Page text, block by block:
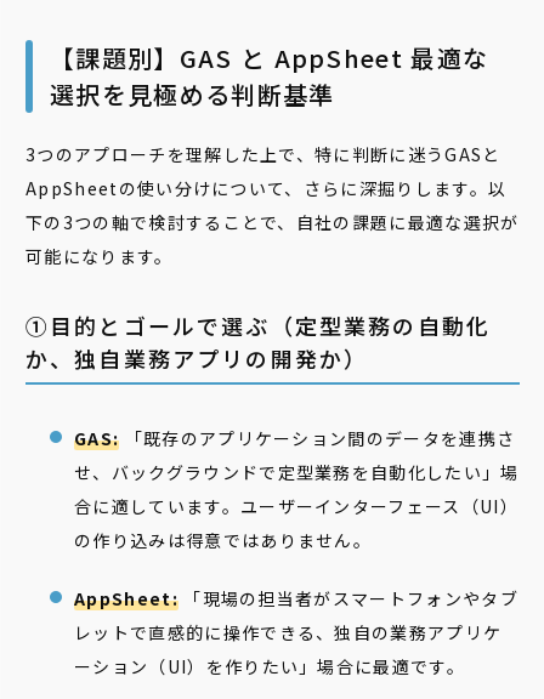
【課題別】GAS と AppSheet 最適な
選択を見極める判断基準
3つのアプローチを理解した上で、特に判断に迷うGASと
AppSheetの使い分けについて、さらに深掘りします。以
下の3つの軸で検討することで、自社の課題に最適な選択が
可能になります。
①目的とゴールで選ぶ（定型業務の自動化
か、独自業務アプリの開発か）
GAS: 「既存のアプリケーション間のデータを連携さ
せ、バックグラウンドで定型業務を自動化したい」場
合に適しています。ユーザーインターフェース（UI）
の作り込みは得意ではありません。
AppSheet:「現場の担当者がスマートフォンやタブ
レットで直感的に操作できる、独自の業務アプリケ
ーション（UI）を作りたい」場合に最適です。